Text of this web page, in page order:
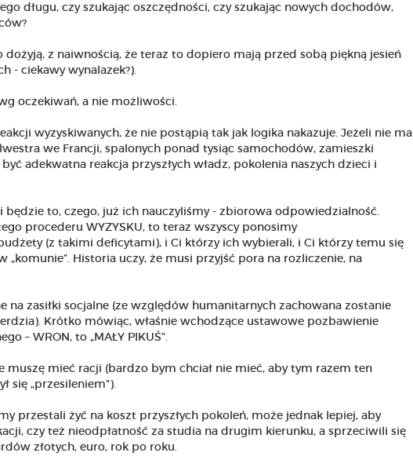
długu, czy szukając oszczędności, czy szukając nowych dochodów,
dożyją, z naiwnością, że teraz to dopiero mają przed sobą piękną jesień
- ciekawy wynalazek?).
oczekiwań, a nie możliwości.
wyzyskiwanych, że nie postąpią tak jak logika nakazuje. Jeżeli nie ma
we Francji, spalonych ponad tysiąc samochodów, zamieszki
adekwatna reakcja przyszłych władz, pokolenia naszych dzieci i
to, czego, już ich nauczyliśmy - zbiorowa odpowiedzialność.
procederu WYZYSKU, to teraz wszyscy ponosimy
(z takimi deficytami), i Ci którzy ich wybierali, i Ci którzy temu się
„komunie”. Historia uczy, że musi przyjść pora na rozliczenie, na
na zasiłki socjalne (ze względów humanitarnych zachowana zostanie
Krótko mówiąc, właśnie wchodzące ustawowe pozbawienie
– WRON, to „MAŁY PIKUŚ”.
muszę mieć racji (bardzo bym chciał nie mieć, aby tym razem ten
się „przesileniem”).
przestali żyć na koszt przyszłych pokoleń, może jednak lepiej, aby
czy też nieodpłatność za studia na drugim kierunku, a sprzeciwili się
złotych, euro, rok po roku.